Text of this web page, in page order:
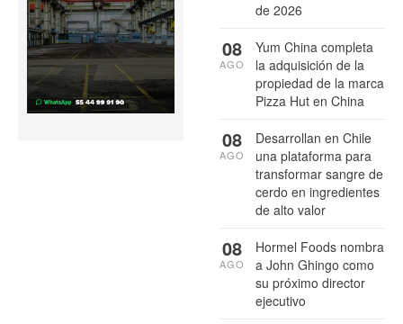
de 2026
Yum China completa
la adquisición de la
propiedad de la marca
Pizza Hut en China
08
AGO
Desarrollan en Chile
una plataforma para
transformar sangre de
cerdo en ingredientes
de alto valor
08
AGO
Hormel Foods nombra
a John Ghingo como
su próximo director
ejecutivo
08
AGO